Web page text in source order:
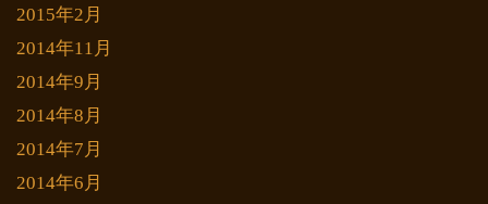
2015年2月
2014年11月
2014年9月
2014年8月
2014年7月
2014年6月